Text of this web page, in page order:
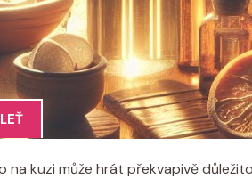
na kuzi může hrát překvapivě